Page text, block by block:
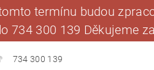
termínu budou
734 300 139 Děkujeme
734 300 139